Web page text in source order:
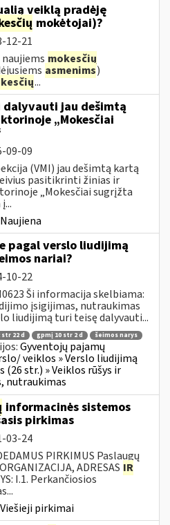
veiklą pradėję
mokėtojai)?
12-21
mokesčių
asmenims)
...
jau dešimtą
„Mokesčiai
09-09
(VMI) jau dešimtą kartą
pasitikrinti žinias ir
„Mokesčiai sugrįžta
Naujiena
pagal verslo liudijimą
nariai?
10-22
Ši informacija skelbiama:
įsigijimas, nutraukimas
liudijimą turi teisę dalyvauti...
22 d gpmį 10 str 2 d šeimos narys
Gyventojų pajamų
veiklos » Verslo liudijimą
str.) » Veiklos rūšys ir
nutraukimas
informacinės sistemos
pirkimas
03-24
PIRKIMUS Paslaugų
ADRESAS IR
I.1. Perkančiosios
Viešieji pirkimai